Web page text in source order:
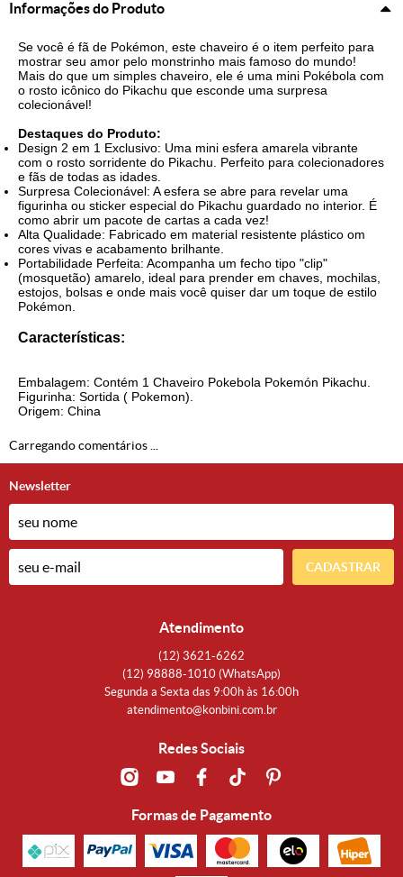
Informações do Produto
Se você é fã de Pokémon, este chaveiro é o item perfeito para
mostrar seu amor pelo monstrinho mais famoso do mundo!
Mais do que um simples chaveiro, ele é uma mini Pokébola com
o rosto icônico do Pikachu que esconde uma surpresa
colecionável!
Destaques do Produto:
Design 2 em 1 Exclusivo: Uma mini esfera amarela vibrante
com o rosto sorridente do Pikachu. Perfeito para colecionadores
e fãs de todas as idades.
Surpresa Colecionável: A esfera se abre para revelar uma
figurinha ou sticker especial do Pikachu guardado no interior. É
como abrir um pacote de cartas a cada vez!
Alta Qualidade: Fabricado em material resistente plástico om
cores vivas e acabamento brilhante.
Portabilidade Perfeita: Acompanha um fecho tipo "clip"
(mosquetão) amarelo, ideal para prender em chaves, mochilas,
estojos, bolsas e onde mais você quiser dar um toque de estilo
Pokémon.
Características:
Embalagem: Contém 1 Chaveiro Pokebola Pokemón Pikachu.
Figurinha: Sortida ( Pokemon).
Origem: China
Carregando comentários ...
Newsletter
CADASTRAR
Atendimento
(12) 3621-6262
(12) 98888-1010 (WhatsApp)
Segunda a Sexta das 9:00h às 16:00h
atendimento@konbini.com.br
Redes Sociais
Formas de Pagamento